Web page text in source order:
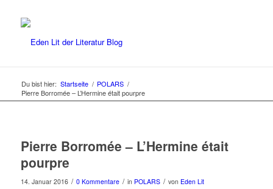
Du bist hier: Startseite / POLARS /
Pierre Borromée – L’Hermine était pourpre
Pierre Borromée – L’Hermine était
pourpre
14. Januar 2016 / 0 Kommentare / in POLARS / von Eden Lit